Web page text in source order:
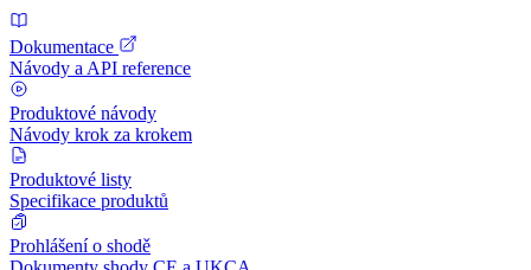
Dokumentace
Návody a API reference
Produktové návody
Návody krok za krokem
Produktové listy
Specifikace produktů
Prohlášení o shodě